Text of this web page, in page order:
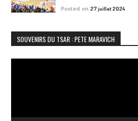
Posted on27 juillet 2024
SOUVENIRS DU TSAR : PETE MARAVICH